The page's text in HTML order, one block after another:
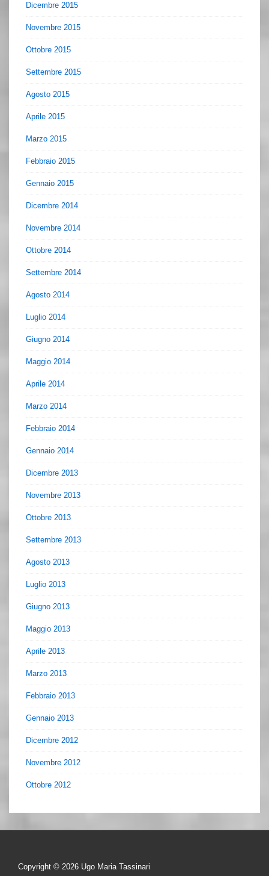
Dicembre 2015
Novembre 2015
Ottobre 2015
Settembre 2015
Agosto 2015
Aprile 2015
Marzo 2015
Febbraio 2015
Gennaio 2015
Dicembre 2014
Novembre 2014
Ottobre 2014
Settembre 2014
Agosto 2014
Luglio 2014
Giugno 2014
Maggio 2014
Aprile 2014
Marzo 2014
Febbraio 2014
Gennaio 2014
Dicembre 2013
Novembre 2013
Ottobre 2013
Settembre 2013
Agosto 2013
Luglio 2013
Giugno 2013
Maggio 2013
Aprile 2013
Marzo 2013
Febbraio 2013
Gennaio 2013
Dicembre 2012
Novembre 2012
Ottobre 2012
Copyright © 2026 Ugo Maria Tassinari